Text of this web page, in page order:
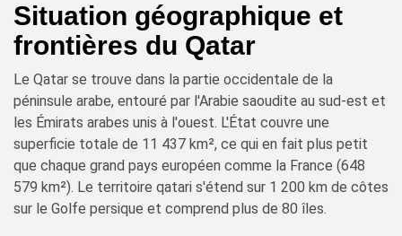
Situation géographique et
frontières du Qatar
Le Qatar se trouve dans la partie occidentale de la
péninsule arabe, entouré par l'Arabie saoudite au sud-est et
les Émirats arabes unis à l'ouest. L'État couvre une
superficie totale de 11 437 km², ce qui en fait plus petit
que chaque grand pays européen comme la France (648
579 km²). Le territoire qatari s'étend sur 1 200 km de côtes
sur le Golfe persique et comprend plus de 80 îles.